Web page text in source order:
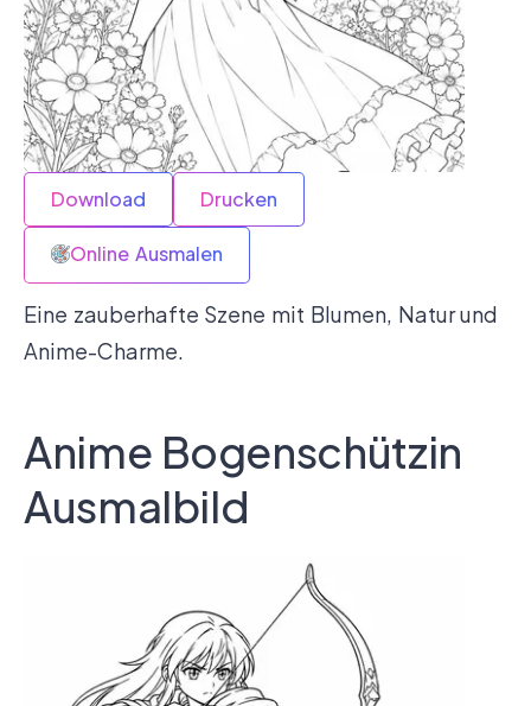
Download Drucken
Online Ausmalen
Eine zauberhafte Szene mit Blumen, Natur und
Anime-Charme.
Anime Bogenschützin
Ausmalbild